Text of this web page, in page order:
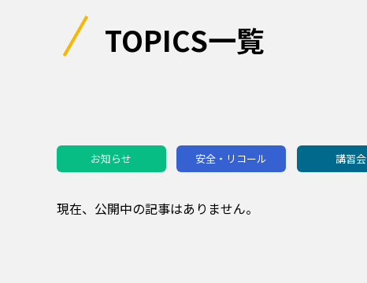
TOPICS一覧
お知らせ 安全・リコール 講習会
現在、公開中の記事はありません。